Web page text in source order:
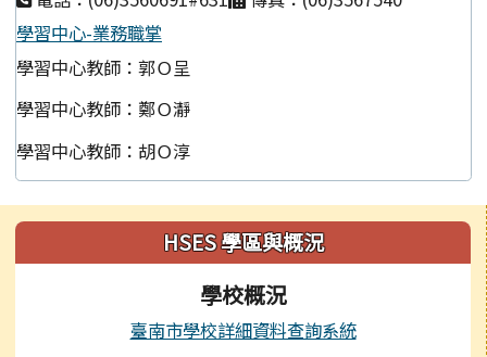
學習中心-業務職掌
學習中心教師：郭Ｏ呈
學習中心教師：鄭Ｏ瀞
學習中心教師：胡Ｏ淳
左邊區域內容HSES 學區與概況
學校概況
臺南市學校詳細資料查詢系統